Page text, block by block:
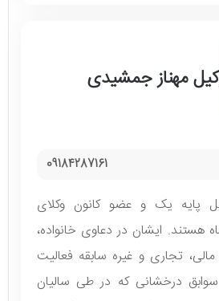
مهناز جمشیدی
09184287161
پایه یک و عضو کانون وکلای
هستند. ایشان در دعاوی خانواده،
تجاری و غیره سابقه فعالیت
سوابق درخشانی که در طی سالیان